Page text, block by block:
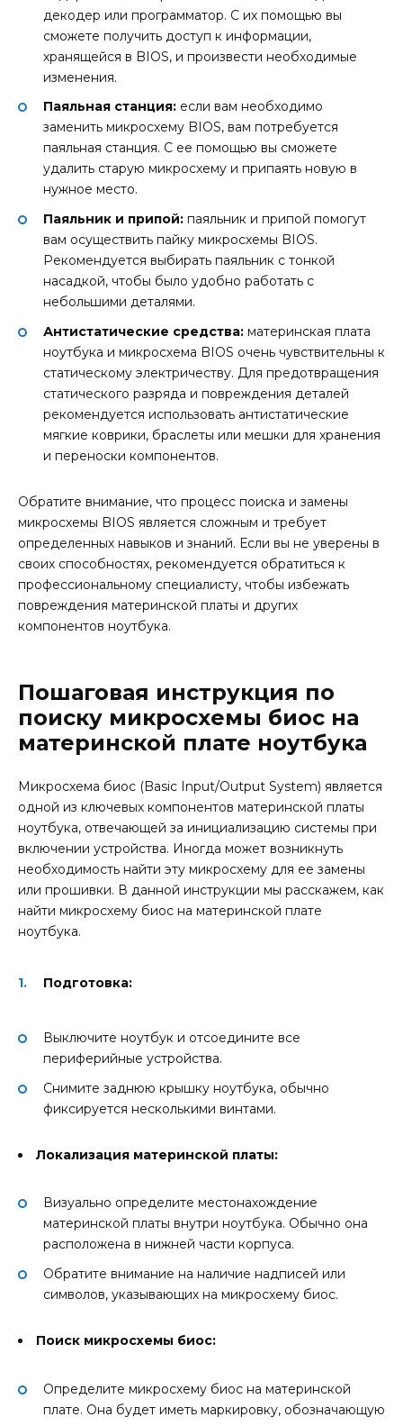
декодер или программатор. С их помощью вы
сможете получить доступ к информации,
хранящейся в BIOS, и произвести необходимые
изменения.
Паяльная станция: если вам необходимо
заменить микросхему BIOS, вам потребуется
паяльная станция. С ее помощью вы сможете
удалить старую микросхему и припаять новую в
нужное место.
Паяльник и припой: паяльник и припой помогут
вам осуществить пайку микросхемы BIOS.
Рекомендуется выбирать паяльник с тонкой
насадкой, чтобы было удобно работать с
небольшими деталями.
Антистатические средства: материнская плата
ноутбука и микросхема BIOS очень чувствительны к
статическому электричеству. Для предотвращения
статического разряда и повреждения деталей
рекомендуется использовать антистатические
мягкие коврики, браслеты или мешки для хранения
и переноски компонентов.
Обратите внимание, что процесс поиска и замены
микросхемы BIOS является сложным и требует
определенных навыков и знаний. Если вы не уверены в
своих способностях, рекомендуется обратиться к
профессиональному специалисту, чтобы избежать
повреждения материнской платы и других
компонентов ноутбука.
Пошаговая инструкция по
поиску микросхемы биос на
материнской плате ноутбука
Микросхема биос (Basic Input/Output System) является
одной из ключевых компонентов материнской платы
ноутбука, отвечающей за инициализацию системы при
включении устройства. Иногда может возникнуть
необходимость найти эту микросхему для ее замены
или прошивки. В данной инструкции мы расскажем, как
найти микросхему биос на материнской плате
ноутбука.
Подготовка:
Выключите ноутбук и отсоедините все
периферийные устройства.
Снимите заднюю крышку ноутбука, обычно
фиксируется несколькими винтами.
Локализация материнской платы:
Визуально определите местонахождение
материнской платы внутри ноутбука. Обычно она
расположена в нижней части корпуса.
Обратите внимание на наличие надписей или
символов, указывающих на микросхему биос.
Поиск микросхемы биос:
Определите микросхему биос на материнской
плате. Она будет иметь маркировку, обозначающую